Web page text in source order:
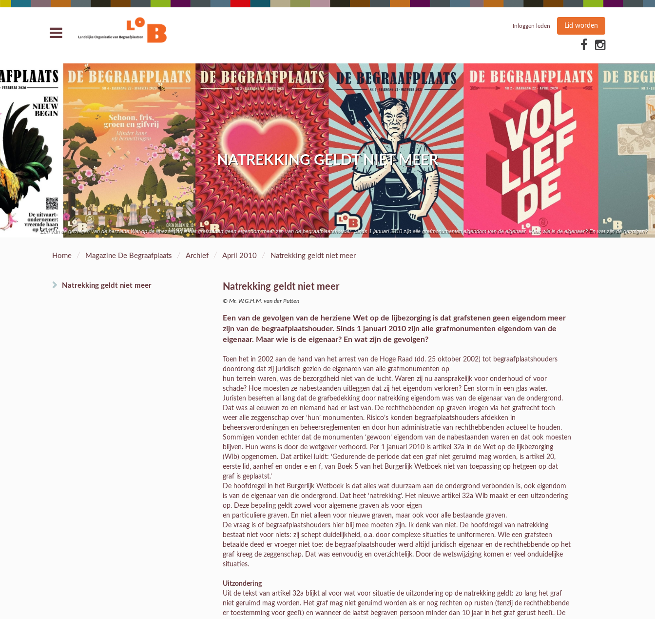
Inloggen leden Lid worden
NATREKKING GELDT NIET MEER
Een van de gevolgen van de herziene Wet op de lijbezorging is dat grafstenen geen eigendom meer zijn van de begraafplaatshouder. Sinds 1 januari 2010 zijn alle grafmonumenten eigendom van de eigenaar. Maar wie is de eigenaar? En wat zijn de gevolgen?
Home / Magazine De Begraafplaats / Archief / April 2010 / Natrekking geldt niet meer
Natrekking geldt niet meer Natrekking geldt niet meer
© Mr. W.G.H.M. van der Putten
Een van de gevolgen van de herziene Wet op de lijbezorging is dat grafstenen geen eigendom meer
zijn van de begraafplaatshouder. Sinds 1 januari 2010 zijn alle grafmonumenten eigendom van de
eigenaar. Maar wie is de eigenaar? En wat zijn de gevolgen?
Toen het in 2002 aan de hand van het arrest van de Hoge Raad (dd. 25 oktober 2002) tot begraafplaatshouders
doordrong dat zij juridisch gezien de eigenaren van alle grafmonumenten op
hun terrein waren, was de bezorgdheid niet van de lucht. Waren zij nu aansprakelijk voor onderhoud of voor
schade? Hoe moesten ze nabestaanden uitleggen dat zij het eigendom verloren? Een storm in een glas water.
Juristen beseften al lang dat de grafbedekking door natrekking eigendom was van de eigenaar van de ondergrond.
Dat was al eeuwen zo en niemand had er last van. De rechthebbenden op graven kregen via het grafrecht toch
weer alle zeggenschap over ‘hun’ monumenten. Risico’s konden begraafplaatshouders afdekken in
beheersverordeningen en beheersreglementen en door hun administratie van rechthebbenden actueel te houden.
Sommigen vonden echter dat de monumenten ‘gewoon’ eigendom van de nabestaanden waren en dat ook moesten
blijven. Hun wens is door de wetgever verhoord. Per 1 januari 2010 is artikel 32a in de Wet op de lijkbezorging
(Wlb) opgenomen. Dat artikel luidt: ‘Gedurende de periode dat een graf niet geruimd mag worden, is artikel 20,
eerste lid, aanhef en onder e en f, van Boek 5 van het Burgerlijk Wetboek niet van toepassing op hetgeen op dat
graf is geplaatst.’
De hoofdregel in het Burgerlijk Wetboek is dat alles wat duurzaam aan de ondergrond verbonden is, ook eigendom
is van de eigenaar van die ondergrond. Dat heet ‘natrekking’. Het nieuwe artikel 32a Wlb maakt er een uitzondering
op. Deze bepaling geldt zowel voor algemene graven als voor eigen
en particuliere graven. En niet alleen voor nieuwe graven, maar ook voor alle bestaande graven.
De vraag is of begraafplaatshouders hier blij mee moeten zijn. Ik denk van niet. De hoofdregel van natrekking
bestaat niet voor niets: zij schept duidelijkheid, o.a. door complexe situaties te uniformeren. Wie een grafsteen
betaalde deed er vroeger niet toe: de begraafplaatshouder werd altijd juridisch eigenaar en de rechthebbende op het
graf kreeg de zeggenschap. Dat was eenvoudig en overzichtelijk. Door de wetswijziging komen er veel onduidelijke
situaties.
Uitzondering
Uit de tekst van artikel 32a blijkt al voor wat voor situatie de uitzondering op de natrekking geldt: zo lang het graf
niet geruimd mag worden. Het graf mag niet geruimd worden als er nog rechten op rusten (tenzij de rechthebbende
er toestemming voor geeft) en wanneer de laatst begraven persoon minder dan 10 jaar in het graf gerust heeft. De